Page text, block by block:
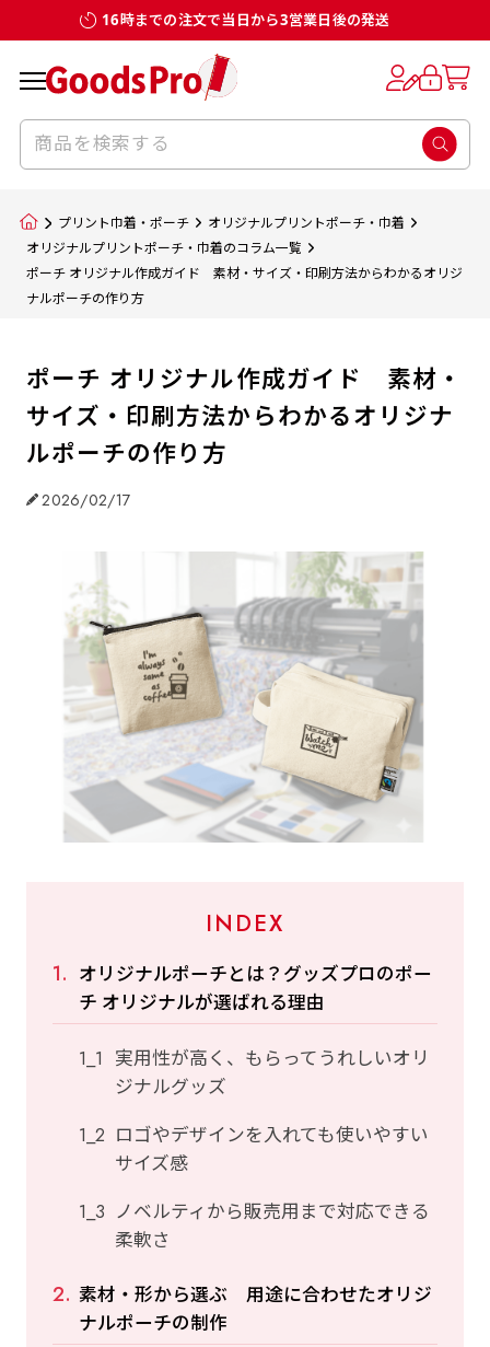
16時までの注文で当日から3営業日後の発送
プリント巾着・ポーチ
オリジナルプリントポーチ・巾着
オリジナルプリントポーチ・巾着のコラム一覧
ポーチ オリジナル作成ガイド 素材・サイズ・印刷方法からわかるオリジ
ナルポーチの作り方
ポーチ オリジナル作成ガイド 素材・
サイズ・印刷方法からわかるオリジナ
ルポーチの作り方
2026/02/17
INDEX
オリジナルポーチとは？グッズプロのポー
チ オリジナルが選ばれる理由
実用性が高く、もらってうれしいオリ
ジナルグッズ
ロゴやデザインを入れても使いやすい
サイズ感
ノベルティから販売用まで対応できる
柔軟さ
素材・形から選ぶ 用途に合わせたオリジ
ナルポーチの制作